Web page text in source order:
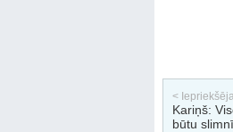
<
Kariņš:
būtu